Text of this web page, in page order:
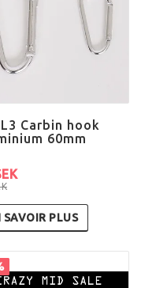
Carbin hook
60mm
SAVOIR PLUS